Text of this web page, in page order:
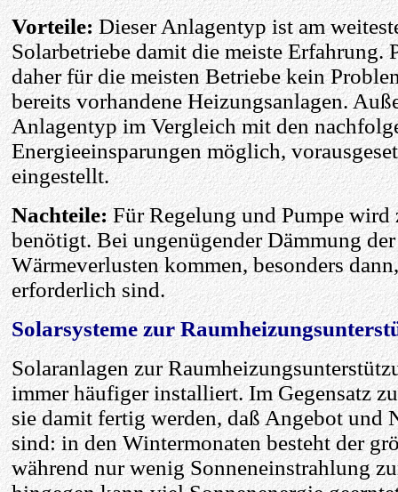
Vorteile:Dieser Anlagentyp ist am
Solarbetriebe damit die meiste Erfahrung.
daher für die meisten Betriebe kein
bereits vorhandene Heizungsanlagen.
Anlagentyp im Vergleich mit den
Energieeinsparungen möglich,
eingestellt.
Nachteile:Für Regelung und Pumpe wird
benötigt. Bei ungenügender Dämmung
Wärmeverlusten kommen, besonders
erforderlich sind.
Solarsysteme zur
Solaranlagen zur
immer häufiger installiert. Im Gegensatz
sie damit fertig werden, daß Angebot und
sind: in den Wintermonaten besteht der
während nur wenig Sonneneinstrahlung